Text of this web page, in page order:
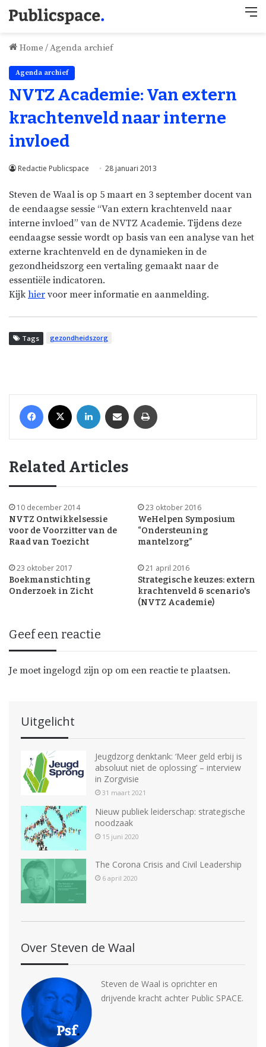
Home /Agenda archief
Agenda archief
NVTZ Academie: Van extern
krachtenveld naar interne
invloed
Redactie Publicspace 28 januari 2013
Steven de Waal is op 5 maart en 3 september docent van
de eendaagse sessie “Van extern krachtenveld naar
interne invloed” van de NVTZ Academie. Tijdens deze
eendaagse sessie wordt op basis van een analyse van het
externe krachtenveld en de dynamieken in de
gezondheidszorg een vertaling gemaakt naar de
essentiële indicatoren.
Kijk hier voor meer informatie en aanmelding.
Tags gezondheidszorg
Related Articles
10 december 2014
NVTZ Ontwikkelsessie
voor de Voorzitter van de
Raad van Toezicht
23 oktober 2016
WeHelpen Symposium
“Ondersteuning
mantelzorg”
23 oktober 2017
Boekmanstichting
Onderzoek in Zicht
21 april 2016
Strategische keuzes: extern
krachtenveld & scenario's
(NVTZ Academie)
Geef een reactie
Je moet ingelogd zijn op om een reactie te plaatsen.
Uitgelicht
Jeugdzorg denktank: ‘Meer geld erbij is
absoluut niet de oplossing’ – interview
in Zorgvisie
31 maart 2021
Nieuw publiek leiderschap: strategische
noodzaak
15 juni 2020
The Corona Crisis and Civil Leadership
6 april 2020
Over Steven de Waal
Steven de Waal is oprichter en
drijvende kracht achter Public SPACE.